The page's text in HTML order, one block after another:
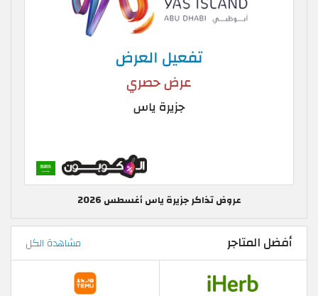
عروض تذاكر جزيرة ياس أغسطس 2026
أفضل المتاجر مشاهدة الكل